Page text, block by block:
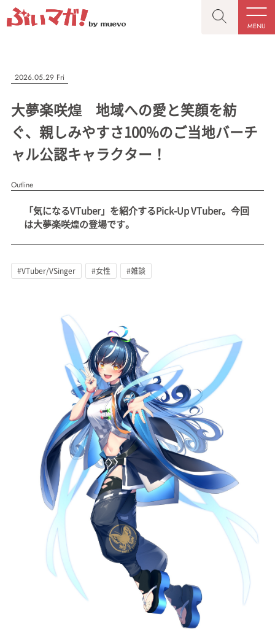
MENU
CLOSE
記事を検索する
#VTuber/VSinger #男性 #女性 #バ美肉 #男の娘
#獣系 #動物系 #企業公式 #個人勢
CLOSE
“推しへの応援を形にする”VTuber専門メディア
記事一覧
プレスリリース一覧
会社概要
お問い合わせ
muevoクラウドファンディング
muevoコミュニティ
ぶいクラ！by muevo
FUKAKACHI+
Follow us
Official SNS
2026.05.29 Fri
大夢楽咲煌 地域への愛と笑顔を紡
ぐ、親しみやすさ100%のご当地バーチ
ャル公認キャラクター！
Outline
「気になるVTuber」を紹介するPick-Up VTuber。今回
は大夢楽咲煌の登場です。
#VTuber/VSinger #女性 #雑談